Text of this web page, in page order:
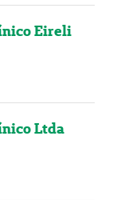
Eireli
Ltda